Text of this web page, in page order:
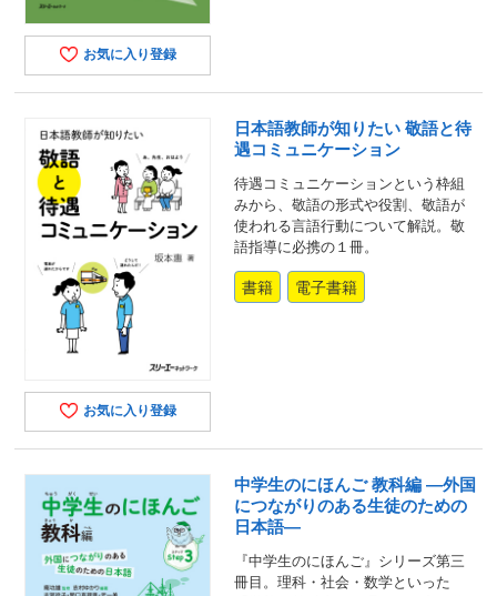
お気に入り登録
お気に入り登録
日本語教師が知りたい 敬語と待
遇コミュニケーション
待遇コミュニケーションという枠組
みから、敬語の形式や役割、敬語が
使われる言語行動について解説。敬
語指導に必携の１冊。
書籍 電子書籍
中学生のにほんご 教科編 ―外国
につながりのある生徒のための
日本語―
『中学生のにほんご』シリーズ第三
冊目。理科・社会・数学といった